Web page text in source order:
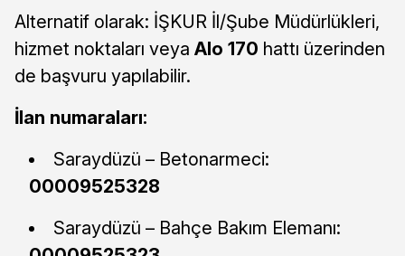
Alternatif olarak: İŞKUR İl/Şube Müdürlükleri,
hizmet noktaları veya Alo 170 hattı üzerinden
de başvuru yapılabilir.
İlan numaraları:
Saraydüzü – Betonarmeci:
00009525328
Saraydüzü – Bahçe Bakım Elemanı: